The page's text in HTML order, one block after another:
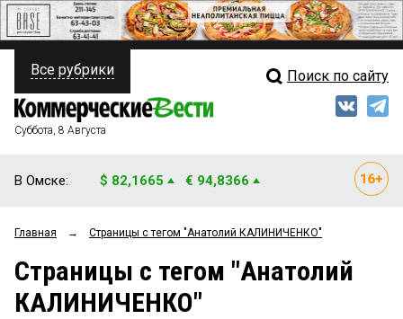
ПОЛИТИКА
ФИНАНСЫ
ОБЩЕСТВО
ЗАКОН
Свежий выпуск
Мнения
Рейтинги
Все рубрики Поиск по сайту
Суббота, 8 Августа
В Омске: $ 82,1665 € 94,8366
Главная → Страницы c тегом "Анатолий КАЛИНИЧЕНКО"
Страницы c тегом "Анатолий
КАЛИНИЧЕНКО"